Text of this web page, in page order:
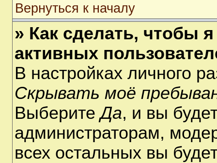
Вернуться к началу
» Как сделать, чтобы
активных
В настройках личного
Скрывать моё
ВыберитеДа, и вы
администраторам,
всех остальных вы